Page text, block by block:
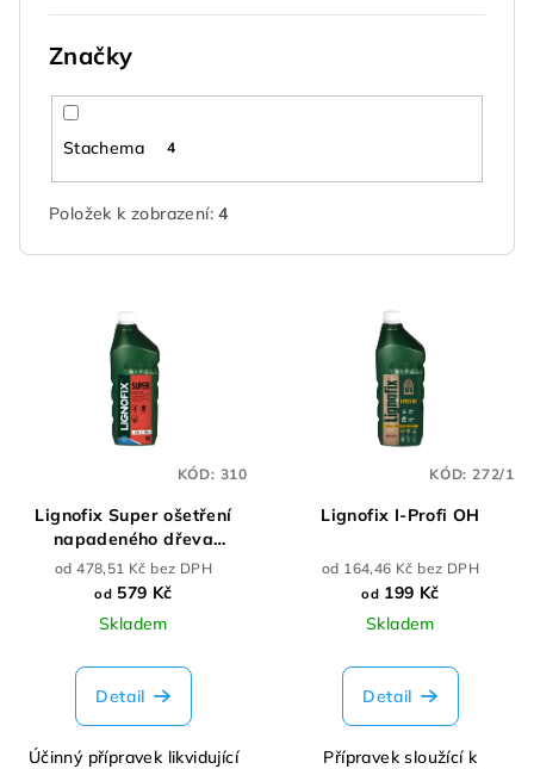
Značky
Stachema 4
Položek k zobrazení:4
Lignofix Super ošetření
napadeného dřeva
bezbarvý
od 478,51 Kč bez DPH
od 579 Kč
Skladem
Detail
Účinný přípravek likvidující
KÓD: 310
Lignofix I-Profi OH
od 164,46 Kč bez DPH
od 199 Kč
Skladem
Detail
Přípravek sloužící k
KÓD: 272/1